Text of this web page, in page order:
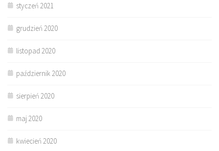
styczeń 2021
grudzień 2020
listopad 2020
październik 2020
sierpień 2020
maj 2020
kwiecień 2020